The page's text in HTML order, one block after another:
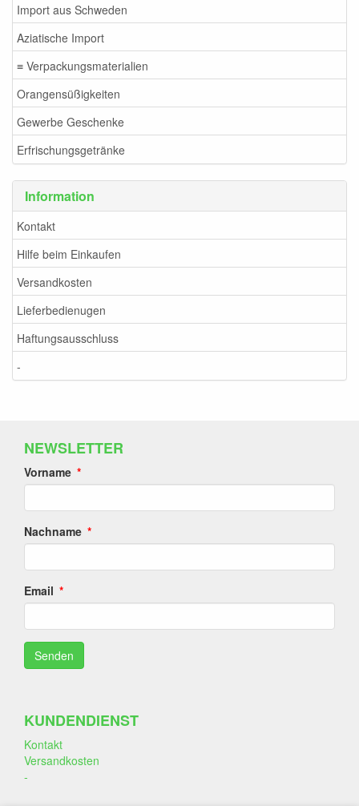
Import aus Schweden
Aziatische Import
≡ Verpackungsmaterialien
Orangensüßigkeiten
Gewerbe Geschenke
Erfrischungsgetränke
Information
Kontakt
Hilfe beim Einkaufen
Versandkosten
Lieferbedienugen
Haftungsausschluss
-
NEWSLETTER
Vorname
Nachname
Email
KUNDENDIENST
Kontakt
Versandkosten
-